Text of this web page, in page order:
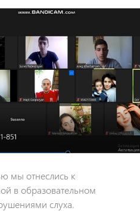
мы отнеслись к
в образовательном
слуха.